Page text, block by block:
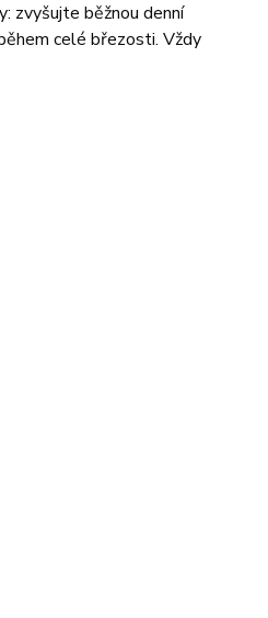
zvyšujte běžnou denní
celé březosti. Vždy